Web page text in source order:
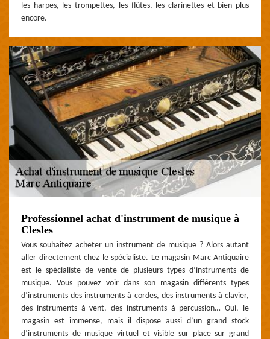
les harpes, les trompettes, les flûtes, les clarinettes et bien plus
encore.
Professionnel achat d'instrument de musique à
Clesles
Vous souhaitez acheter un instrument de musique ? Alors autant
aller directement chez le spécialiste. Le magasin Marc Antiquaire
est le spécialiste de vente de plusieurs types d’instruments de
musique. Vous pouvez voir dans son magasin différents types
d’instruments des instruments à cordes, des instruments à clavier,
des instruments à vent, des instruments à percussion… Oui, le
magasin est immense, mais il dispose aussi d’un grand stock
d’instruments de musique virtuel et visible sur place sur grand